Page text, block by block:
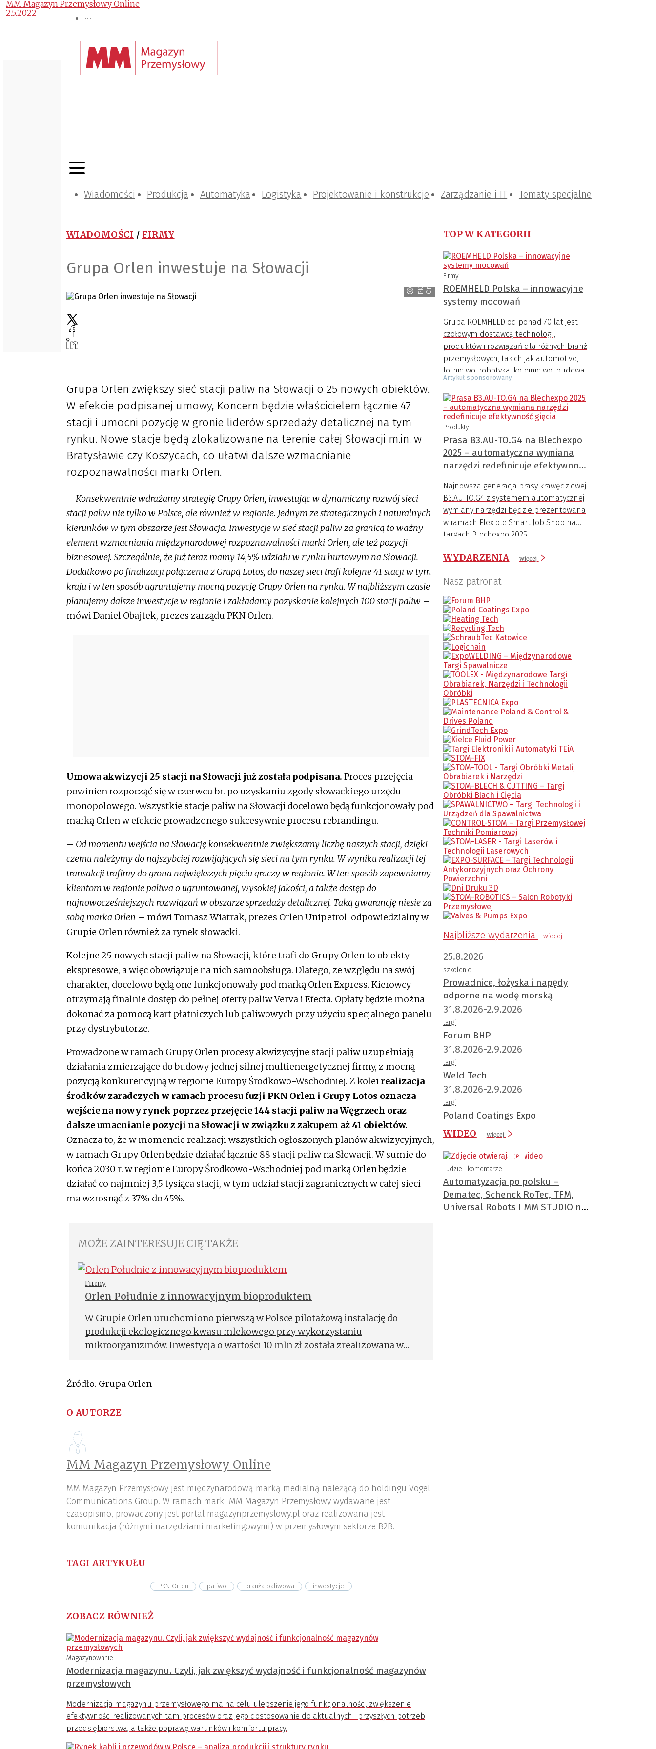
Wiadomości Produkcja Automatyka Logistyka Projektowanie i konstrukcje Zarządzanie i IT Tematy specjalne
WIADOMOŚCI / FIRMY
Grupa Orlen inwestuje na Słowacji
P
K
N
O
r
l
en
MM Magazyn Przemysłowy Online
2.5.2022
Grupa Orlen zwiększy sieć stacji paliw na Słowacji o 25 nowych obiektów.
W efekcie podpisanej umowy, Koncern będzie właścicielem łącznie 47
stacji i umocni pozycję w gronie liderów sprzedaży detalicznej na tym
rynku. Nowe stacje będą zlokalizowane na terenie całej Słowacji m.in. w
Bratysławie czy Koszycach, co ułatwi dalsze wzmacnianie
rozpoznawalności marki Orlen.
– Konsekwentnie wdrażamy strategię Grupy Orlen, inwestując w dynamiczny rozwój sieci
stacji paliw nie tylko w Polsce, ale również w regionie. Jednym ze strategicznych i naturalnych
kierunków w tym obszarze jest Słowacja. Inwestycje w sieć stacji paliw za granicą to ważny
element wzmacniania międzynarodowej rozpoznawalności marki Orlen, ale też pozycji
biznesowej. Szczególnie, że już teraz mamy 14,5% udziału w rynku hurtowym na Słowacji.
Dodatkowo po finalizacji połączenia z Grupą Lotos, do naszej sieci trafi kolejne 41 stacji w tym
kraju i w ten sposób ugruntujemy mocną pozycję Grupy Orlen na rynku. W najbliższym czasie
planujemy dalsze inwestycje w regionie i zakładamy pozyskanie kolejnych 100 stacji paliw –
mówi Daniel Obajtek, prezes zarządu PKN Orlen.
Umowa akwizycji 25 stacji na Słowacji już została podpisana. Proces przejęcia
powinien rozpocząć się w czerwcu br. po uzyskaniu zgody słowackiego urzędu
monopolowego. Wszystkie stacje paliw na Słowacji docelowo będą funkcjonowały pod
marką Orlen w efekcie prowadzonego sukcesywnie procesu rebrandingu.
– Od momentu wejścia na Słowację konsekwentnie zwiększamy liczbę naszych stacji, dzięki
czemu należymy do najszybciej rozwijających się sieci na tym rynku. W wyniku realizacji tej
transakcji trafimy do grona największych pięciu graczy w regionie. W ten sposób zapewniamy
klientom w regionie paliwa o ugruntowanej, wysokiej jakości, a także dostęp do
najnowocześniejszych rozwiązań w obszarze sprzedaży detalicznej. Taką gwarancję niesie za
sobą marka Orlen – mówi Tomasz Wiatrak, prezes Orlen Unipetrol, odpowiedzialny w
Grupie Orlen również za rynek słowacki.
Kolejne 25 nowych stacji paliw na Słowacji, które trafi do Grupy Orlen to obiekty
ekspresowe, a więc obowiązuje na nich samoobsługa. Dlatego, ze względu na swój
charakter, docelowo będą one funkcjonowały pod marką Orlen Express. Kierowcy
otrzymają finalnie dostęp do pełnej oferty paliw Verva i Efecta. Opłaty będzie można
dokonać za pomocą kart płatniczych lub paliwowych przy użyciu specjalnego panelu
przy dystrybutorze.
Prowadzone w ramach Grupy Orlen procesy akwizycyjne stacji paliw uzupełniają
działania zmierzające do budowy jednej silnej multienergetycznej firmy, z mocną
pozycją konkurencyjną w regionie Europy Środkowo-Wschodniej. Z kolei realizacja
środków zaradczych w ramach procesu fuzji PKN Orlen i Grupy Lotos oznacza
wejście na nowy rynek poprzez przejęcie 144 stacji paliw na Węgrzech oraz
dalsze umacnianie pozycji na Słowacji w związku z zakupem aż 41 obiektów.
Oznacza to, że w momencie realizacji wszystkich ogłoszonych planów akwizycyjnych,
w ramach Grupy Orlen będzie działać łącznie 88 stacji paliw na Słowacji. W sumie do
końca 2030 r. w regionie Europy Środkowo-Wschodniej pod marką Orlen będzie
działać co najmniej 3,5 tysiąca stacji, w tym udział stacji zagranicznych w całej sieci
ma wzrosnąć z 37% do 45%.
MOŻE ZAINTERESUJE CIĘ TAKŻE
Firmy
Orlen Południe z innowacyjnym bioproduktem
W Grupie Orlen uruchomiono pierwszą w Polsce pilotażową instalację do
produkcji ekologicznego kwasu mlekowego przy wykorzystaniu
mikroorganizmów. Inwestycja o wartości 10 mln zł została zrealizowana w
Źródło: Grupa Orlen
O AUTORZE
MM Magazyn Przemysłowy Online
MM Magazyn Przemysłowy jest międzynarodową marką medialną należącą do holdingu Vogel
Communications Group. W ramach marki MM Magazyn Przemysłowy wydawane jest
czasopismo, prowadzony jest portal magazynprzemyslowy.pl oraz realizowana jest
komunikacja (różnymi narzędziami marketingowymi) w przemysłowym sektorze B2B.
TAGI ARTYKUŁU
PKN Orlen paliwo branża paliwowa inwestycje
ZOBACZ RÓWNIEŻ
Magazynowanie
Modernizacja magazynu. Czyli, jak zwiększyć wydajność i funkcjonalność magazynów
przemysłowych
Modernizacja magazynu przemysłowego ma na celu ulepszenie jego funkcjonalności, zwiększenie
efektywności realizowanych tam procesów oraz jego dostosowanie do aktualnych i przyszłych potrzeb
przedsiębiorstwa, a także poprawę warunków i komfortu pracy.
TOP W KATEGORII
Firmy
ROEMHELD Polska – innowacyjne
systemy mocowań
Grupa ROEMHELD od ponad 70 lat jest
czołowym dostawcą technologii,
produktów i rozwiązań dla różnych branż
przemysłowych, takich jak automotive,
lotnictwo, robotyka, kolejnictwo, budowa
maszyn, przemysł AGD, zbrojeniowy,
medyczny i inne.
Artykuł sponsorowany
Produkty
Prasa B3.AU-TO.G4 na Blechexpo
2025 – automatyczna wymiana
narzędzi redefinicuje efektywność
Najnowsza generacja prasy krawędziowej
B3.AU-TO.G4 z systemem automatycznej
wymiany narzędzi będzie prezentowana
w ramach Flexible Smart Job Shop na
targach Blechexpo 2025.
WYDARZENIA więcej
Nasz patronat
Najbliższe wydarzenia wiecej
25.8.2026
szkolenie
Prowadnice, łożyska i napędy
odporne na wodę morską
31.8.2026-2.9.2026
targi
Forum BHP
31.8.2026-2.9.2026
targi
Weld Tech
31.8.2026-2.9.2026
targi
Poland Coatings Expo
WIDEO
więcej
Ludzie i komentarze
Automatyzacja po polsku –
Dematec, Schenck RoTec, TFM,
Universal Robots I MM STUDIO na